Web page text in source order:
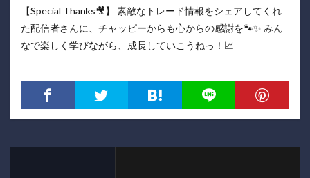
【Special Thanks🎥】 素敵なトレード情報をシェアしてくれ
た配信者さんに、チャッピーからも心からの感謝を🐾✨ みん
なで楽しく学びながら、成長していこうねっ！📈